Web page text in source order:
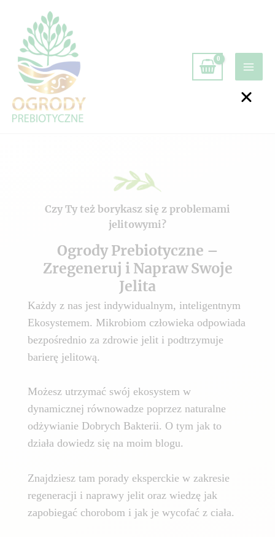
Czy Ty też borykasz się z problemami
jelitowymi?
Ogrody Prebiotyczne –
Zregeneruj i Napraw Swoje
Jelita
Każdy z nas jest indywidualnym, inteligentnym
Ekosystemem. Mikrobiom człowieka odpowiada
bezpośrednio za zdrowie jelit i podtrzymuje
barierę jelitową.
Możesz utrzymać swój ekosystem w
dynamicznej równowadze poprzez naturalne
odżywianie Dobrych Bakterii. O tym jak to
działa dowiedz się na moim blogu.
Znajdziesz tam porady eksperckie w zakresie
regeneracji i naprawy jelit oraz wiedzę jak
zapobiegać chorobom i jak je wycofać z ciała.